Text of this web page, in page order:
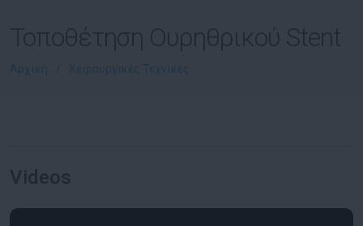
Αρχική Χειρουργικές Τεχνικές